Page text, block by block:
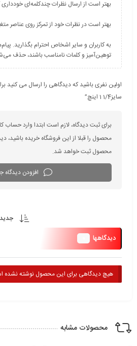
به کاربران و سایر اشخاص احترام بگذارید.
توهین‌آمیز و کلمات نامناسب باشند، حذف
اولین نفری باشید که دیدگاهی را ارسال می کنید
سایز1/4 1 اینچ”
برای ثبت دیدگاه، لازم است ابتدا وارد حساب
محصول را قبلا از این فروشگاه خریده باشید،
محصول ثبت خواهد شد.
افزودن دیدگاه
دیدگاهها
هیچ دیدگاهی برای این محصول نوشته نشده
محصولات مشابه